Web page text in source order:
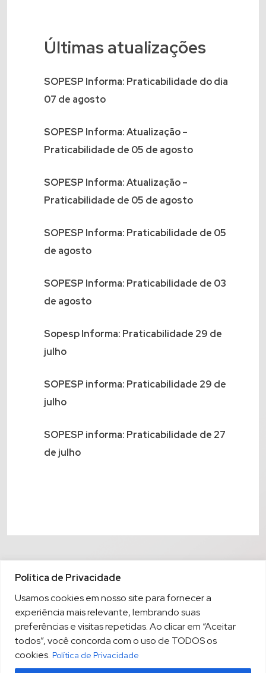
Política de Privacidade
Usamos cookies em nosso site para fornecer a
experiência mais relevante, lembrando suas
preferências e visitas repetidas. Ao clicar em “Aceitar
todos”, você concorda com o uso de TODOS os
cookies. Política de Privacidade
Últimas atualizações
SOPESP Informa: Praticabilidade do dia
07 de agosto
SOPESP Informa: Atualização –
Praticabilidade de 05 de agosto
SOPESP Informa: Atualização –
Praticabilidade de 05 de agosto
SOPESP Informa: Praticabilidade de 05
de agosto
SOPESP Informa: Praticabilidade de 03
de agosto
Sopesp Informa: Praticabilidade 29 de
julho
SOPESP informa: Praticabilidade 29 de
julho
SOPESP informa: Praticabilidade de 27
de julho